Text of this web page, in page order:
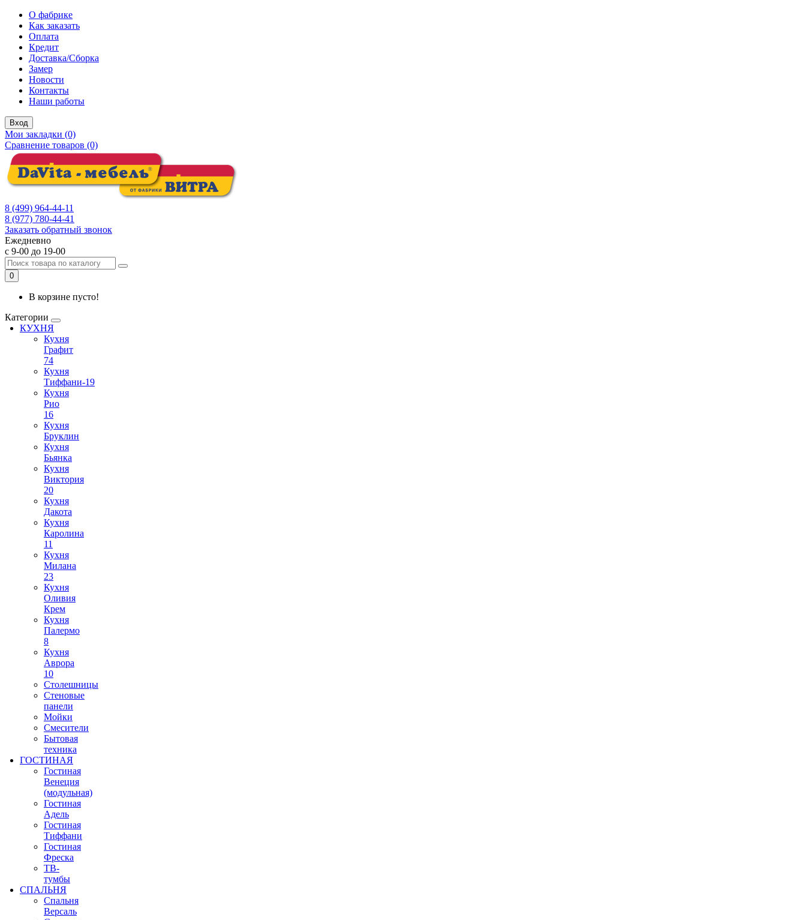
О фабрике
Как заказать
Оплата
Кредит
Доставка/Сборка
Замер
Новости
Контакты
Наши работы
Вход
Мои закладки (0)
Сравнение товаров (0)
8 (499) 964-44-11
8 (977) 780-44-41
Заказать обратный звонок
Ежедневно
с 9-00 до 19-00
0
В корзине пусто!
Категории
КУХНЯ
Кухня
Графит
74
Кухня
Тиффани-19
Кухня
Рио
16
Кухня
Бруклин
Кухня
Бьянка
Кухня
Виктория
20
Кухня
Дакота
Кухня
Каролина
11
Кухня
Милана
23
Кухня
Оливия
Крем
Кухня
Палермо
8
Кухня
Аврора
10
Столешницы
Стеновые
панели
Мойки
Смесители
Бытовая
техника
ГОСТИНАЯ
Гостиная
Венеция
(модульная)
Гостиная
Адель
Гостиная
Тиффани
Гостиная
Фреска
ТВ-
тумбы
СПАЛЬНЯ
Спальня
Версаль